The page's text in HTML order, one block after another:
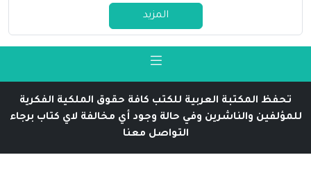
المزيد
تحفظ المكتبة العربية للكتب كافة حقوق الملكية الفكرية
للمؤلفين والناشرين وفي حالة وجود أي مخالفة لاي كتاب برجاء
التواصل معنا